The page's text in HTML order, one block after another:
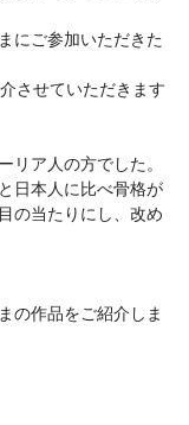
にご参加いただきた
させていただきます
リア人の方でした。
日本人に比べ骨格が
の当たりにし、改め
の作品をご紹介しま